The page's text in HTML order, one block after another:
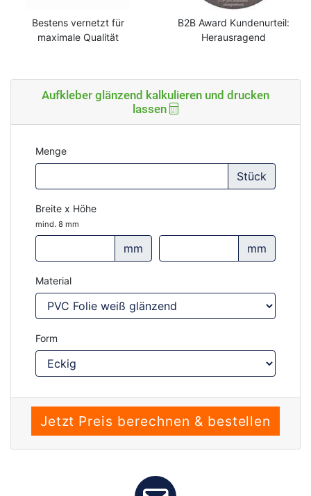
Bestens vernetzt für
maximale Qualität
B2B Award Kundenurteil:
Herausragend
Aufkleber glänzend kalkulieren und drucken
lassen
Menge
Stück
Breite x Höhe
mind. 8 mm
mm mm
Material
Form